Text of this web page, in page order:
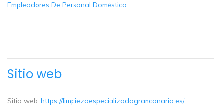
Empleadores De Personal Doméstico
Sitio web
Sitio web: https://limpiezaespecializadagrancanaria.es/